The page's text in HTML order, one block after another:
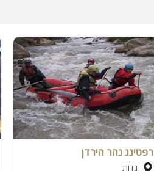
רפטינג נהר הירדן
גדות